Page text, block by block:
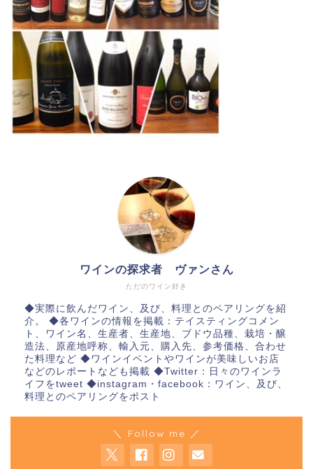
ただのワイン好き
ワインの探求者 ヴァンさん
◆実際に飲んだワイン、及び、料理とのペアリングを紹
介。 ◆各ワインの情報を掲載：テイスティングコメン
ト、ワイン名、生産者、生産地、ブドウ品種、栽培・醸
造法、原産地呼称、輸入元、購入先、参考価格、合わせ
た料理など ◆ワインイベントやワインが美味しいお店
などのレポートなども掲載 ◆Twitter：日々のワインラ
イフをtweet ◆instagram・facebook：ワイン、及び、
料理とのペアリングをポスト
＼ Follow me ／